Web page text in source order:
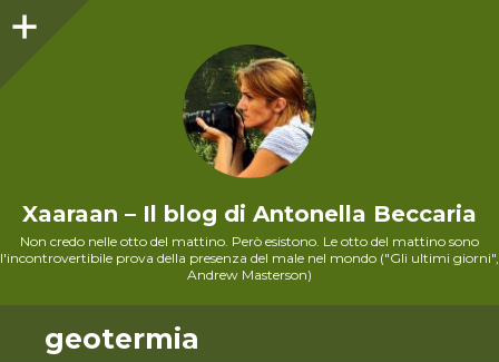
Xaaraan – Il blog di Antonella Beccaria
Non credo nelle otto del mattino. Però esistono. Le otto del mattino sono
l'incontrovertibile prova della presenza del male nel mondo ("Gli ultimi giorni",
Andrew Masterson)
geotermia